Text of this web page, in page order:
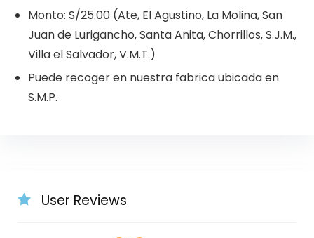
Monto: S/25.00 (Ate, El Agustino, La Molina, San
Juan de Lurigancho, Santa Anita, Chorrillos, S.J.M.,
Villa el Salvador, V.M.T.)
Puede recoger en nuestra fabrica ubicada en
S.M.P.
User Reviews